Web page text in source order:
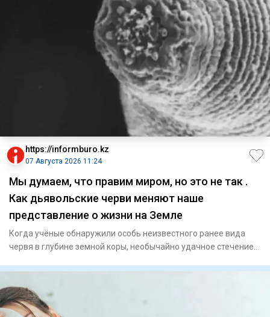
https://informburo.kz
07 Августа 2026 11:24
Мы думаем, что правим миром, но это не так .
Как дьявольские черви меняют наше
представление о жизни на Земле
Когда учёные обнаружили особь неизвестного ранее вида
червя в глубине земной коры, необычайно удачное стечение